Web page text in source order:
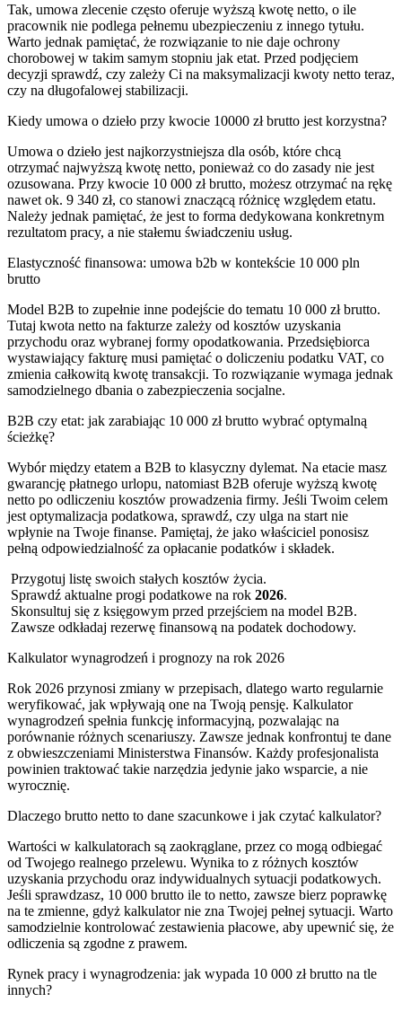
Tak, umowa zlecenie często oferuje wyższą kwotę netto, o ile
pracownik nie podlega pełnemu ubezpieczeniu z innego tytułu.
Warto jednak pamiętać, że rozwiązanie to nie daje ochrony
chorobowej w takim samym stopniu jak etat. Przed podjęciem
decyzji sprawdź, czy zależy Ci na maksymalizacji kwoty netto teraz,
czy na długofalowej stabilizacji.
Kiedy umowa o dzieło przy kwocie 10000 zł brutto jest korzystna?
Umowa o dzieło jest najkorzystniejsza dla osób, które chcą
otrzymać najwyższą kwotę netto, ponieważ co do zasady nie jest
ozusowana. Przy kwocie 10 000 zł brutto, możesz otrzymać na rękę
nawet ok. 9 340 zł, co stanowi znaczącą różnicę względem etatu.
Należy jednak pamiętać, że jest to forma dedykowana konkretnym
rezultatom pracy, a nie stałemu świadczeniu usług.
Elastyczność finansowa: umowa b2b w kontekście 10 000 pln
brutto
Model B2B to zupełnie inne podejście do tematu 10 000 zł brutto.
Tutaj kwota netto na fakturze zależy od kosztów uzyskania
przychodu oraz wybranej formy opodatkowania. Przedsiębiorca
wystawiający fakturę musi pamiętać o doliczeniu podatku VAT, co
zmienia całkowitą kwotę transakcji. To rozwiązanie wymaga jednak
samodzielnego dbania o zabezpieczenia socjalne.
B2B czy etat: jak zarabiając 10 000 zł brutto wybrać optymalną
ścieżkę?
Wybór między etatem a B2B to klasyczny dylemat. Na etacie masz
gwarancję płatnego urlopu, natomiast B2B oferuje wyższą kwotę
netto po odliczeniu kosztów prowadzenia firmy. Jeśli Twoim celem
jest optymalizacja podatkowa, sprawdź, czy ulga na start nie
wpłynie na Twoje finanse. Pamiętaj, że jako właściciel ponosisz
pełną odpowiedzialność za opłacanie podatków i składek.
Przygotuj listę swoich stałych kosztów życia.
Sprawdź aktualne progi podatkowe na rok 2026.
Skonsultuj się z księgowym przed przejściem na model B2B.
Zawsze odkładaj rezerwę finansową na podatek dochodowy.
Kalkulator wynagrodzeń i prognozy na rok 2026
Rok 2026 przynosi zmiany w przepisach, dlatego warto regularnie
weryfikować, jak wpływają one na Twoją pensję. Kalkulator
wynagrodzeń spełnia funkcję informacyjną, pozwalając na
porównanie różnych scenariuszy. Zawsze jednak konfrontuj te dane
z obwieszczeniami Ministerstwa Finansów. Każdy profesjonalista
powinien traktować takie narzędzia jedynie jako wsparcie, a nie
wyrocznię.
Dlaczego brutto netto to dane szacunkowe i jak czytać kalkulator?
Wartości w kalkulatorach są zaokrąglane, przez co mogą odbiegać
od Twojego realnego przelewu. Wynika to z różnych kosztów
uzyskania przychodu oraz indywidualnych sytuacji podatkowych.
Jeśli sprawdzasz, 10 000 brutto ile to netto, zawsze bierz poprawkę
na te zmienne, gdyż kalkulator nie zna Twojej pełnej sytuacji. Warto
samodzielnie kontrolować zestawienia płacowe, aby upewnić się, że
odliczenia są zgodne z prawem.
Rynek pracy i wynagrodzenia: jak wypada 10 000 zł brutto na tle
innych?